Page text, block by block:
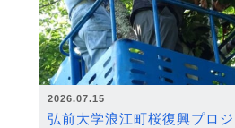
2026.07.15
弘前大学浪江町桜復興プロ